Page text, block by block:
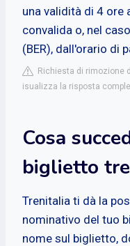
una validità di 4 ore
convalida o, nel
(BER), dall'orario di
Richiesta di rimozione
isualizza la risposta
Cosa
biglietto
Trenitalia ti dà la
nominativo del tuo
nome sul biglietto,